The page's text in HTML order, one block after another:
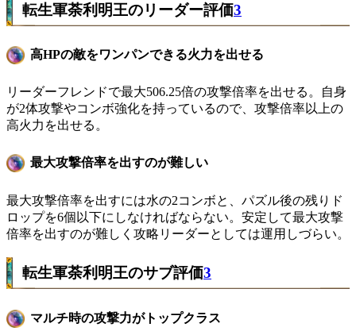
転生軍荼利明王のリーダー評価3
高HPの敵をワンパンできる火力を出せる
リーダーフレンドで最大506.25倍の攻撃倍率を出せる。自身
が2体攻撃やコンボ強化を持っているので、攻撃倍率以上の
高火力を出せる。
最大攻撃倍率を出すのが難しい
最大攻撃倍率を出すには水の2コンボと、パズル後の残りド
ロップを6個以下にしなければならない。安定して最大攻撃
倍率を出すのが難しく攻略リーダーとしては運用しづらい。
転生軍荼利明王のサブ評価3
マルチ時の攻撃力がトップクラス